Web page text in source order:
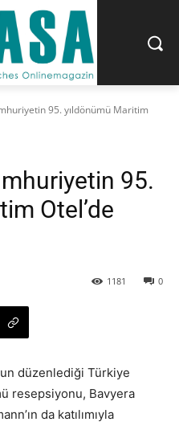
95. yıldönümü Maritim
95.
Otel’de
0
1181
düzenlediği Türkiye
resepsiyonu, Bavyera
da katılımıyla